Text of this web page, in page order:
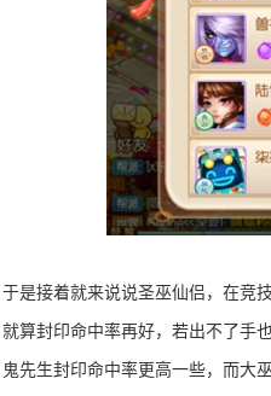
于是接着就来说说圣巫仙侣，在竞
算封印命中率再好，若出不了手
先生封印命中率更高一些，而大